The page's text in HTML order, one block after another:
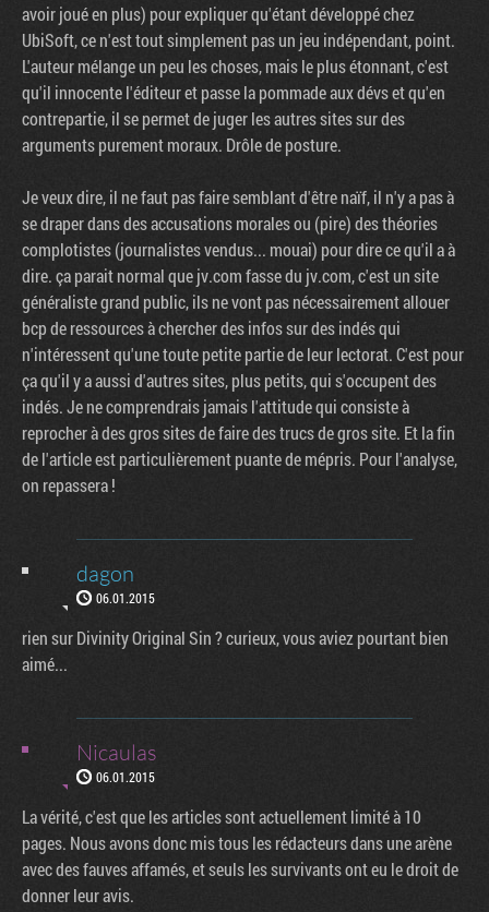
avoir joué en plus) pour expliquer qu'étant développé chez
UbiSoft, ce n'est tout simplement pas un jeu indépendant, point.
L'auteur mélange un peu les choses, mais le plus étonnant, c'est
qu'il innocente l'éditeur et passe la pommade aux dévs et qu'en
contrepartie, il se permet de juger les autres sites sur des
arguments purement moraux. Drôle de posture.
Je veux dire, il ne faut pas faire semblant d'être naïf, il n'y a pas à
se draper dans des accusations morales ou (pire) des théories
complotistes (journalistes vendus... mouai) pour dire ce qu'il a à
dire. ça parait normal que jv.com fasse du jv.com, c'est un site
généraliste grand public, ils ne vont pas nécessairement allouer
bcp de ressources à chercher des infos sur des indés qui
n'intéressent qu'une toute petite partie de leur lectorat. C'est pour
ça qu'il y a aussi d'autres sites, plus petits, qui s'occupent des
indés. Je ne comprendrais jamais l'attitude qui consiste à
reprocher à des gros sites de faire des trucs de gros site. Et la fin
de l'article est particulièrement puante de mépris. Pour l'analyse,
on repassera !
dagon
06.01.2015
rien sur Divinity Original Sin ? curieux, vous aviez pourtant bien
aimé...
Nicaulas
06.01.2015
La vérité, c'est que les articles sont actuellement limité à 10
pages. Nous avons donc mis tous les rédacteurs dans une arène
avec des fauves affamés, et seuls les survivants ont eu le droit de
donner leur avis.